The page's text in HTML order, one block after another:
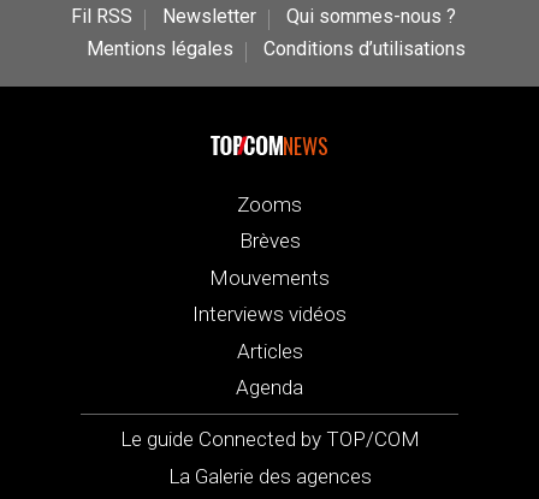
Fil RSS Newsletter
Qui sommes-nous ?
Mentions légales
Conditions d’utilisations
NEWS
Zooms
Brèves
Mouvements
Interviews vidéos
Articles
Agenda
Le guide Connected by TOP/COM
La Galerie des agences